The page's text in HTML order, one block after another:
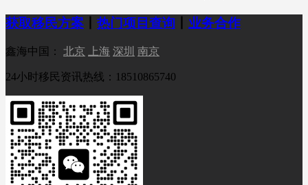
获取移民方案 热门项目查询 业务合作
鑫海中国： 北京 上海 深圳 南京
24小时移民资讯热线：18510865740